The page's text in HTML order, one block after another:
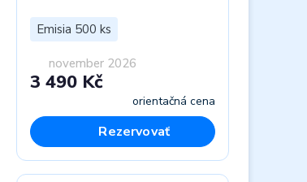
Emisia 500 ks
november 2026
3 490 Kč
orientačná cena
Rezervovať